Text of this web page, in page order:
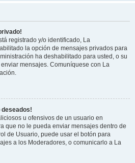
registrado y/o identificado, La
la opción de mensajes privados para
ha deshabilitado para usted, o su
mensajes. Comuníquese con La
deseados!
u ofensivos de un usuario en
que no le pueda enviar mensajes dentro de
de Usuario, puede usar el botón para
a los Moderadores, o comunicarlo a La